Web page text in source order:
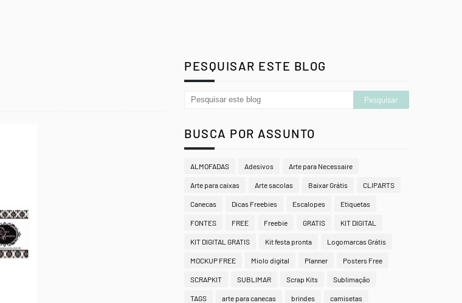
PESQUISAR ESTE BLOG
BUSCA POR ASSUNTO
ALMOFADAS Adesivos Arte para Necessaire
Arte para caixas Arte sacolas Baixar Grátis CLIPARTS
Canecas Dicas Freebies Escalopes Etiquetas
FONTES FREE Freebie GRATIS KIT DIGITAL
KIT DIGITAL GRATIS Kit festa pronta Logomarcas Grátis
MOCKUP FREE Miolo digital Planner Posters Free
SCRAPKIT SUBLIMAR Scrap Kits Sublimação
TAGS arte para canecas brindes camisetas